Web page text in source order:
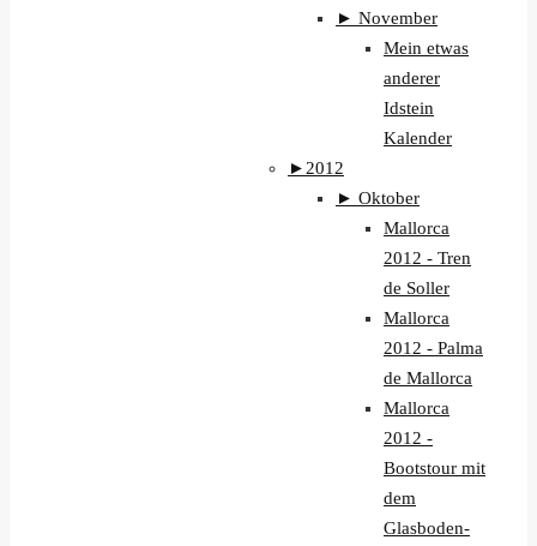
► November
Mein etwas
anderer
Idstein
Kalender
► 2012
► Oktober
Mallorca
2012 - Tren
de Soller
Mallorca
2012 - Palma
de Mallorca
Mallorca
2012 -
Bootstour mit
dem
Glasboden-